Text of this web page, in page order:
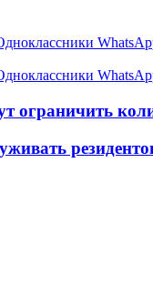
ограничить